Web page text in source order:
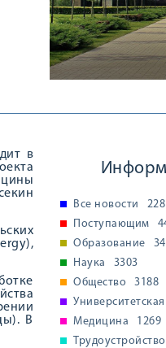
в
В
Все новости
Поступающим
Образование
Наука
3303
Общество
3188
Медицина
1269
Трудоустройство